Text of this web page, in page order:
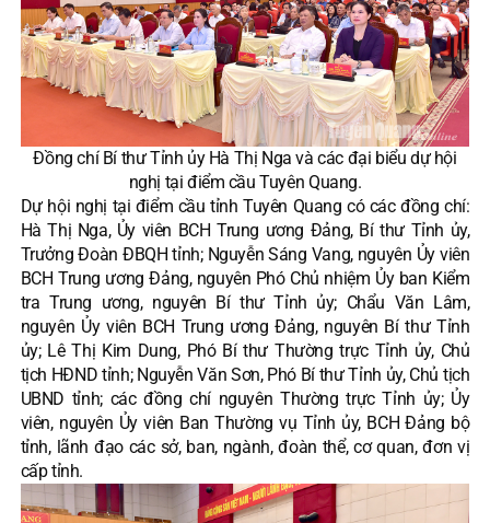
Đồng chí Bí thư Tỉnh ủy Hà Thị Nga và các đại biểu dự hội
nghị tại điểm cầu Tuyên Quang.
Dự hội nghị tại điểm cầu tỉnh Tuyên Quang có các đồng chí:
Hà Thị Nga, Ủy viên BCH Trung ương Đảng, Bí thư Tỉnh ủy,
Trưởng Đoàn ĐBQH tỉnh; Nguyễn Sáng Vang, nguyên Ủy viên
BCH Trung ương Đảng, nguyên Phó Chủ nhiệm Ủy ban Kiểm
tra Trung ương, nguyên Bí thư Tỉnh ủy; Chẩu Văn Lâm,
nguyên Ủy viên BCH Trung ương Đảng, nguyên Bí thư Tỉnh
ủy; Lê Thị Kim Dung, Phó Bí thư Thường trực Tỉnh ủy, Chủ
tịch HĐND tỉnh; Nguyễn Văn Sơn, Phó Bí thư Tỉnh ủy, Chủ tịch
UBND tỉnh; các đồng chí nguyên Thường trực Tỉnh ủy; Ủy
viên, nguyên Ủy viên Ban Thường vụ Tỉnh ủy, BCH Đảng bộ
tỉnh, lãnh đạo các sở, ban, ngành, đoàn thể, cơ quan, đơn vị
cấp tỉnh.